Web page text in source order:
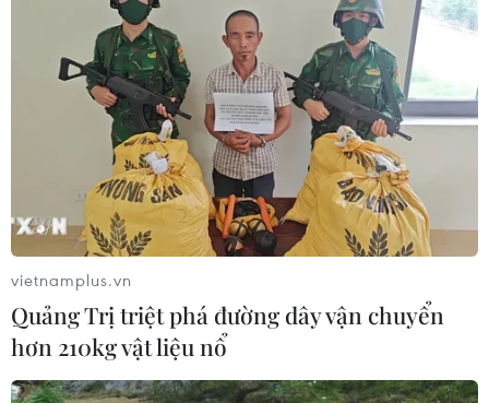
Khởi tố, truy nã 3 đối tượng hoạt
động nhằm lật đổ chính quyền nhân
07/08/2026 13:51
Bảo mẫu tại cơ sở mầm non thừa
nhận hành vi bạo hành hai trẻ
07/08/2026 12:27
Phát hiện đối tượng tàng trữ trái
phép vũ khí quân dụng
07/08/2026 12:25
vietnamplus.vn
Quảng Trị triệt phá đường dây vận chuyển
hơn 210kg vật liệu nổ